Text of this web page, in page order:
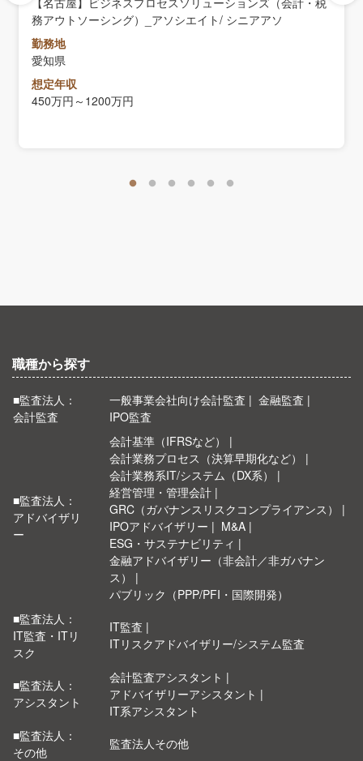
務アウトソーシング）_アソシエイト/ シニアアソ
勤務地
愛知県
想定年収
450万円～1200万円
職種から探す
■監査法人：
会計監査
一般事業会社向け会計監査
金融監査
IPO監査
■監査法人：
アドバイザリ
ー
会計基準（IFRSなど）
会計業務プロセス（決算早期化など）
会計業務系IT/システム（DX系）
経営管理・管理会計
GRC（ガバナンスリスクコンプライアンス）
IPOアドバイザリー
M&A
ESG・サステナビリティ
金融アドバイザリー（非会計／非ガバナン
ス）
パブリック（PPP/PFI・国際開発）
■監査法人：
IT監査・ITリ
スク
IT監査
ITリスクアドバイザリー/システム監査
■監査法人：
アシスタント
会計監査アシスタント
アドバイザリーアシスタント
IT系アシスタント
■監査法人：
その他
監査法人その他